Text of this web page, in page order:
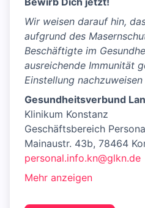
Wir weisen darauf hin,
aufgrund des
Beschäftigte im
ausreichende Immunität
Einstellung nachzuweisen
Gesundheitsverbund
Klinikum Konstanz
Geschäftsbereich
Mainaustr. 43b, 78464
personal.info.kn@glkn.de
Mehr anzeigen